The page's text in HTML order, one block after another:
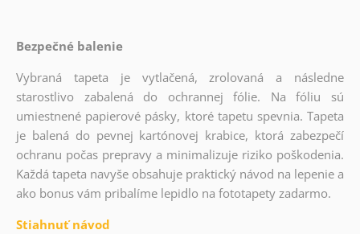
Bezpečné balenie
Vybraná tapeta je vytlačená, zrolovaná a následne
starostlivo zabalená do ochrannej fólie. Na fóliu sú
umiestnené papierové pásky, ktoré tapetu spevnia. Tapeta
je balená do pevnej kartónovej krabice, ktorá zabezpečí
ochranu počas prepravy a minimalizuje riziko poškodenia.
Každá tapeta navyše obsahuje praktický návod na lepenie a
ako bonus vám pribalíme lepidlo na fototapety zadarmo.
Stiahnuť návod